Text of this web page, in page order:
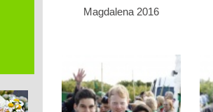
Magdalena 2016